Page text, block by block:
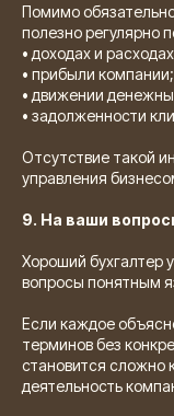
Помимо
полезно регулярно
• доходах и
• прибыли компании;
• движении
• задолженности
Отсутствие такой
управления
9. На ваши
Хороший бухгалтер
вопросы понятным
Если каждое
терминов без
становится сложно
деятельность